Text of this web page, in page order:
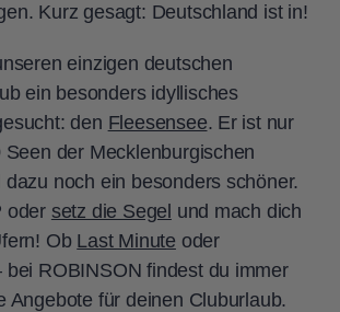
Kurz gesagt: Deutschland ist in!
einzigen deutschen
ein besonders idyllisches
den Fleesensee. Er ist nur
Seen der Mecklenburgischen
noch ein besonders schöner.
oder setz die Segel und mach dich
Ob Last Minute oder
bei ROBINSON findest du immer
Angebote für deinen Cluburlaub.